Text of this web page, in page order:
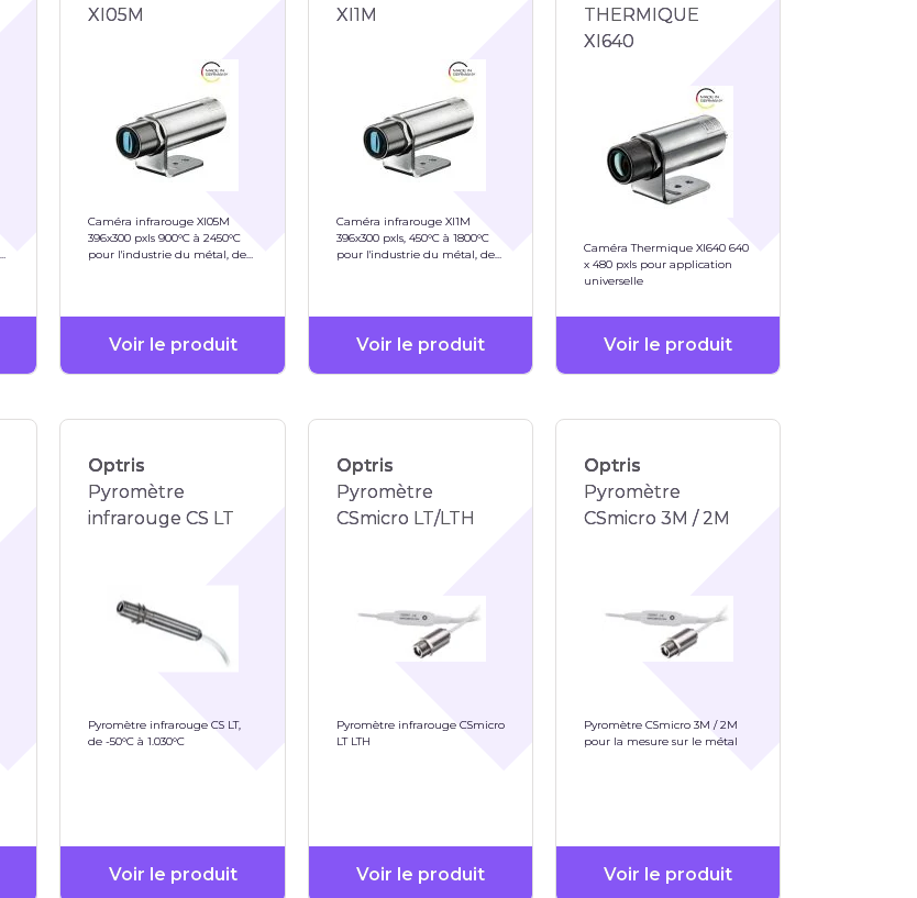
XI05M
Caméra infrarouge XI05M
396x300 pxls 900°C à 2450°C
pour l'industrie du métal, de
Voir le produit
XI1M
Caméra infrarouge XI1M
396x300 pxls, 450°C à 1800°C
pour l'industrie du métal, de
Voir le produit
THERMIQUE
XI640
Caméra Thermique XI640 640
x 480 pxls pour application
universelle
Voir le produit
Optris
Pyromètre
infrarouge CS LT
Pyromètre infrarouge CS LT,
de -50°C à 1.030°C
Voir le produit
Optris
Pyromètre
CSmicro LT/LTH
Pyromètre infrarouge CSmicro
LT LTH
Voir le produit
Optris
Pyromètre
CSmicro 3M / 2M
Pyromètre CSmicro 3M / 2M
pour la mesure sur le métal
Voir le produit